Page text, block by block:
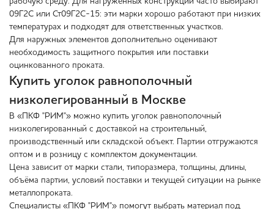
09Г2С или Ст09Г2С-15: эти марки хорошо работают при низких
температурах и подходят для ответственных участков.
Для наружных элементов дополнительно оценивают
необходимость защитного покрытия или поставки
оцинкованного проката.
Купить уголок равнополочный
низколегированный в Москве
В «ПКФ "РИМ"» можно купить уголок равнополочный
низколегированный с доставкой на строительный,
производственный или складской объект. Партии отгружаются
оптом и в розницу с комплектом документации.
Цена зависит от марки стали, типоразмера, толщины, длины,
объёма партии, условий поставки и текущей ситуации на рынке
металлопроката.
Специалисты «ПКФ "РИМ"» помогут выбрать материал под